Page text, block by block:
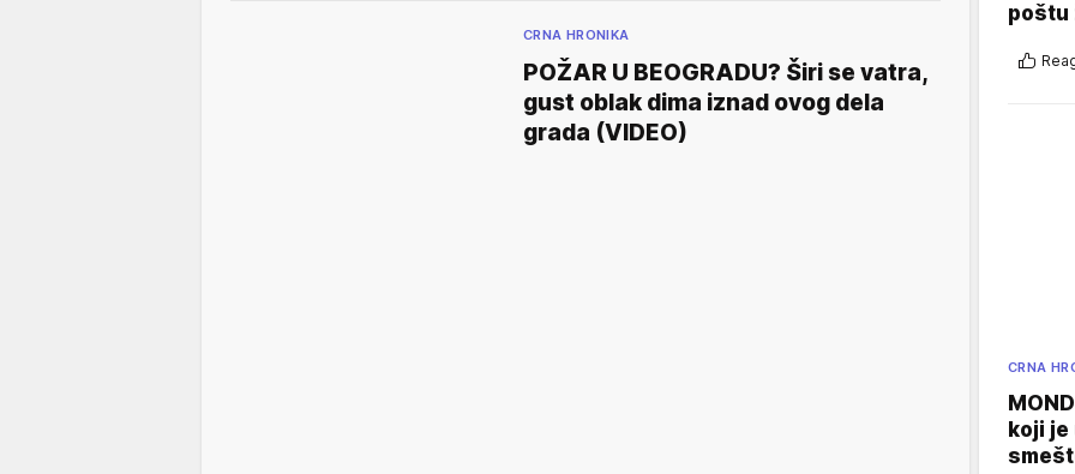
CRNA HRONIKA
POŽAR U BEOGRADU? Širi se vatra,
gust oblak dima iznad ovog dela
grada (VIDEO)
poštu
CRNA
koji je